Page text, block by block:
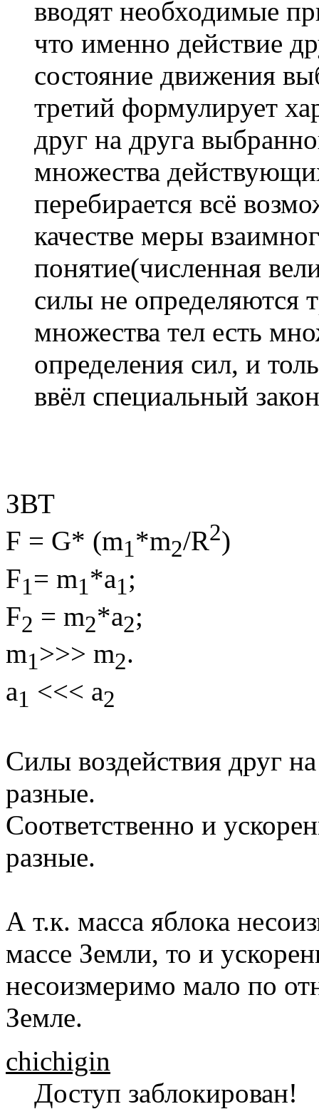
вводят необходимые
что именно действие
состояние движения
третий формулирует
друг на друга
множества
перебирается всё
качестве меры
понятие(численная
силы не определяются
множества тел есть
определения сил, и
ввёл специальный
ЗВТ
F = G* (m1*m2/R2)
F1= m1*a1;
F2 = m2*a2;
m1>>> m2.
a1 <<< a2
Силы воздействия друг
разные.
Соответственно и
разные.
А т.к. масса яблока
массе Земли, то и
несоизмеримо мало по
Земле.
chichigin
Доступ заблокирован!